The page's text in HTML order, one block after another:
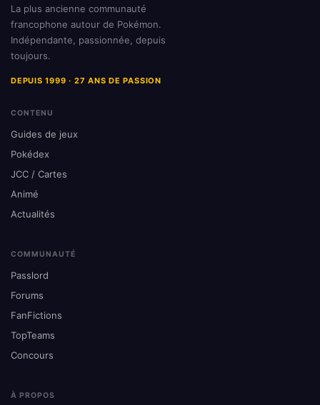
La plus ancienne communauté
francophone autour de Pokémon.
Indépendante, passionnée, depuis
toujours.
DEPUIS 1999 · 27 ANS DE PASSION
CONTENU
Guides de jeux
Pokédex
JCC / Cartes
Animé
Actualités
COMMUNAUTÉ
Passlord
Forums
FanFictions
TopTeams
Concours
À PROPOS